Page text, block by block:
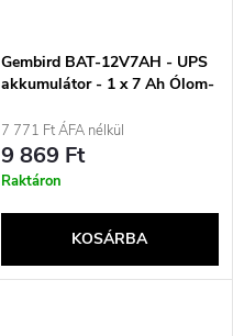
Gembird BAT-12V7AH - UPS
akkumulátor - 1 x 7 Ah Ólom-
7 771 Ft ÁFA nélkül
9 869 Ft
Raktáron
KOSÁRBA